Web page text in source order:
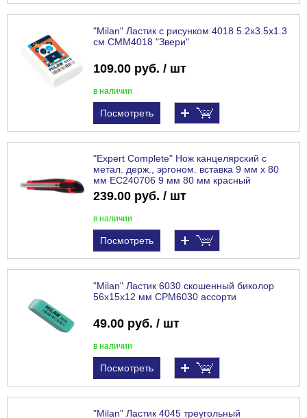
"Milan" Ластик с рисунком 4018 5.2х3.5х1.3
см CMM4018 "Звери"
109.00 руб. / шт
в наличии
Посмотреть
"Expert Complete" Нож канцелярский с
метал. держ., эргоном. вставка 9 мм х 80
мм EC240706 9 мм 80 мм красный
239.00 руб. / шт
в наличии
Посмотреть
"Milan" Ластик 6030 скошенный биколор
56x15x12 мм CPM6030 ассорти
49.00 руб. / шт
в наличии
Посмотреть
"Milan" Ластик 4045 треугольный